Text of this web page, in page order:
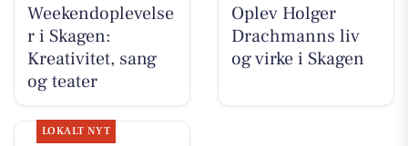
Weekendoplevelse
r i Skagen:
Kreativitet, sang
og teater
Oplev Holger
Drachmanns liv
og virke i Skagen
LOKALT NYT